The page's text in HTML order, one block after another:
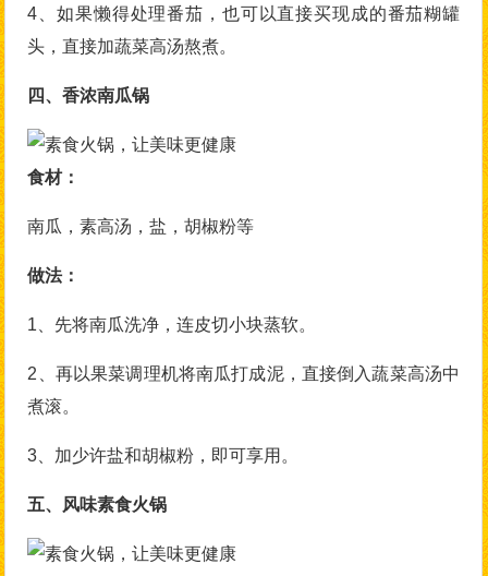
4、如果懒得处理番茄，也可以直接买现成的番茄糊罐
头，直接加蔬菜高汤熬煮。
四、香浓南瓜锅
食材：
南瓜，素高汤，盐，胡椒粉等
做法：
1、先将南瓜洗净，连皮切小块蒸软。
2、再以果菜调理机将南瓜打成泥，直接倒入蔬菜高汤中
煮滚。
3、加少许盐和胡椒粉，即可享用。
五、风味素食火锅